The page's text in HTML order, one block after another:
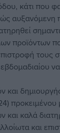
κάτι που
αυξανόμενη
προϊόντων
τους
και
και καλά
και